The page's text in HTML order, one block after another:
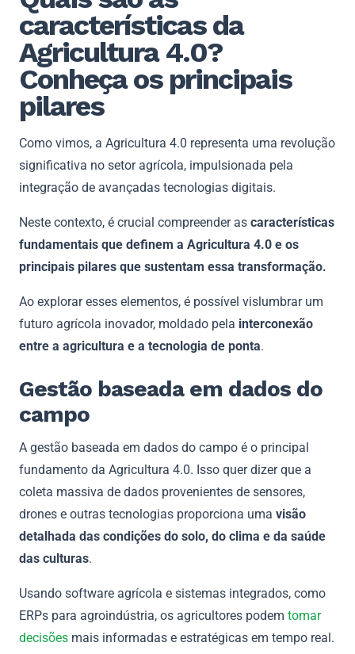
características da
Agricultura 4.0?
Conheça os principais
pilares
Como vimos, a Agricultura 4.0 representa uma revolução
significativa no setor agrícola, impulsionada pela
integração de avançadas tecnologias digitais.
Neste contexto, é crucial compreender as características
fundamentais que definem a Agricultura 4.0 e os
principais pilares que sustentam essa transformação.
Ao explorar esses elementos, é possível vislumbrar um
futuro agrícola inovador, moldado pela interconexão
entre a agricultura e a tecnologia de ponta.
Gestão baseada em dados do
campo
A gestão baseada em dados do campo é o principal
fundamento da Agricultura 4.0. Isso quer dizer que a
coleta massiva de dados provenientes de sensores,
drones e outras tecnologias proporciona uma visão
detalhada das condições do solo, do clima e da saúde
das culturas.
Usando software agrícola e sistemas integrados, como
ERPs para agroindústria, os agricultores podem tomar
decisões mais informadas e estratégicas em tempo real.